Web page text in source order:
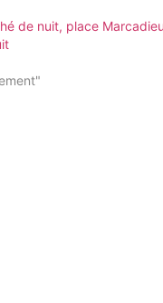
de nuit, place